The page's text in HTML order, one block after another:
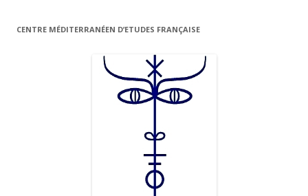
CENTRE MÉDITERRANÉEN D’ETUDES FRANÇAISE